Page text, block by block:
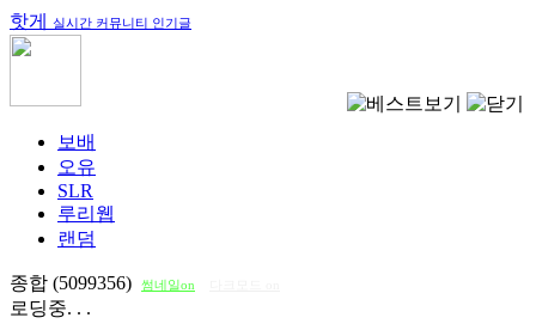
핫게 실시간 커뮤니티 인기글
보배
오유
SLR
루리웹
랜덤
종합 (5099356) 썸네일on
로딩중. . .